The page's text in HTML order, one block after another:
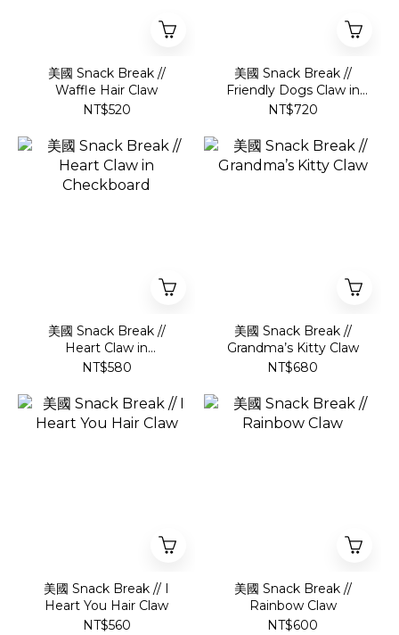
美國 Snack Break //
Waffle Hair Claw
NT$520
美國 Snack Break //
Friendly Dogs Claw in
Brown
NT$720
美國 Snack Break //
Heart Claw in
Checkboard
NT$580
美國 Snack Break //
Grandma’s Kitty Claw
NT$680
美國 Snack Break // I
Heart You Hair Claw
NT$560
美國 Snack Break //
Rainbow Claw
NT$600